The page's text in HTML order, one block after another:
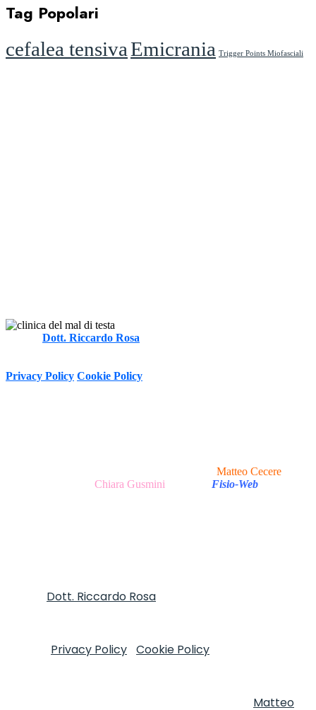
Tag Popolari
cefalea tensivaEmicrania Trigger Points Miofasciali
Dott. Riccardo Rosa
Privacy Policy Cookie Policy
Matteo Cecere
Chiara Gusmini Fisio-Web
Dott. Riccardo Rosa
Privacy Policy Cookie Policy
Matteo